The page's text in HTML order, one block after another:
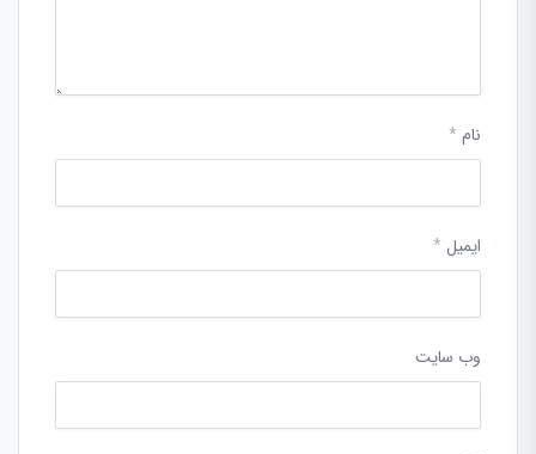
نام *
ایمیل *
وب‌ سایت